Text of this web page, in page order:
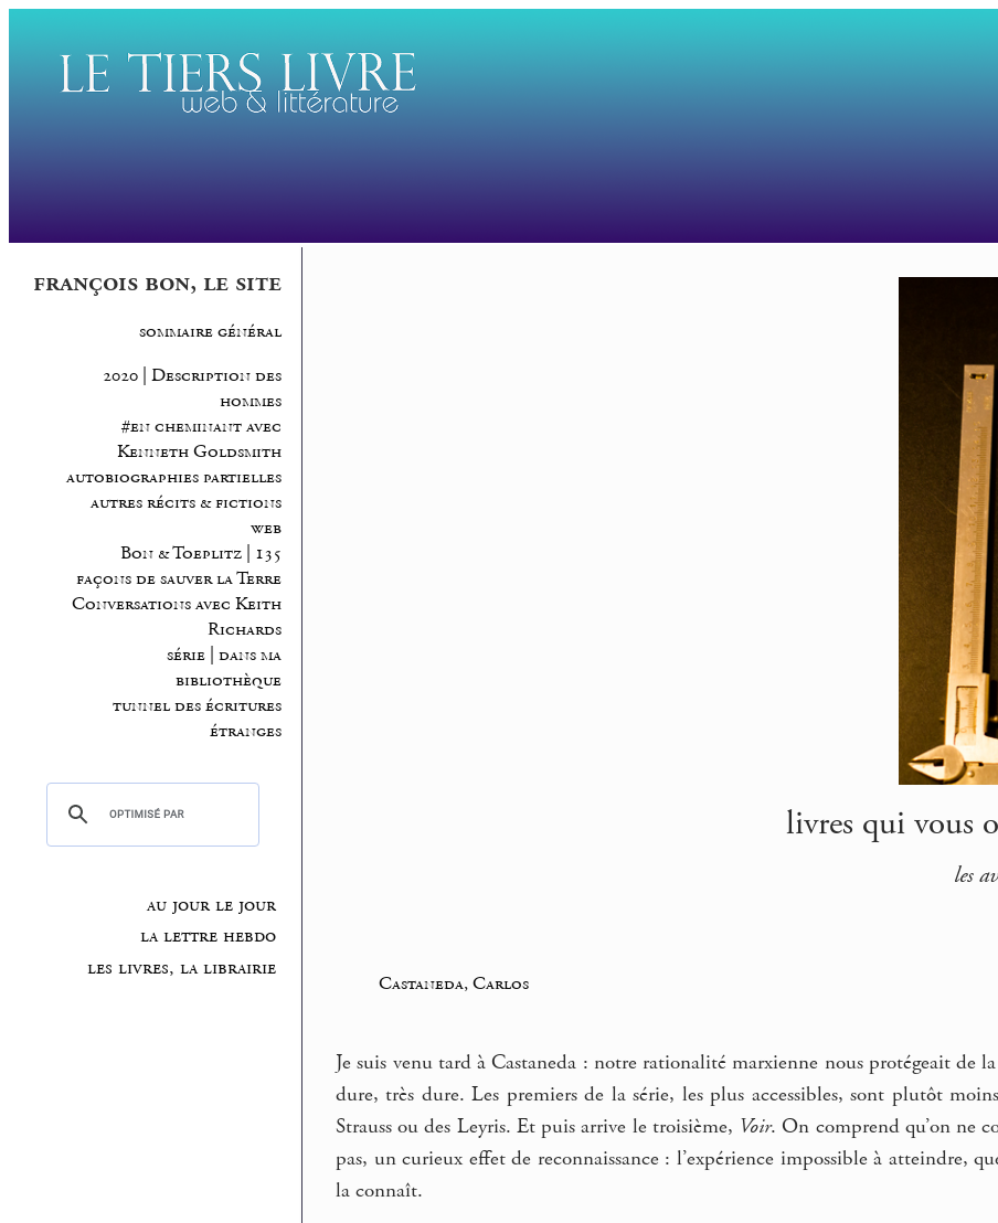
françois bon, le site
sommaire général
2020 | Description des
hommes
#en cheminant avec
Kenneth Goldsmith
autobiographies partielles
autres récits & fictions
web
Bon & Toeplitz | 135
façons de sauver la Terre
Conversations avec Keith
Richards
série | dans ma
bibliothèque
tunnel des écritures
étranges
au jour le jour
la lettre hebdo
les livres, la librairie
livres qui vous
les
Castaneda, Carlos
Je suis venu tard à Castaneda : notre rationalité marxienne nous protégeait de
dure, très dure. Les premiers de la série, les plus accessibles, sont plutôt
Strauss ou des Leyris. Et puis arrive le troisième, Voir. On comprend qu’on ne
pas, un curieux effet de reconnaissance : l’expérience impossible à atteindre,
la connaît.